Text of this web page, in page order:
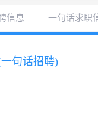
信息 一句话求职
句话招聘)